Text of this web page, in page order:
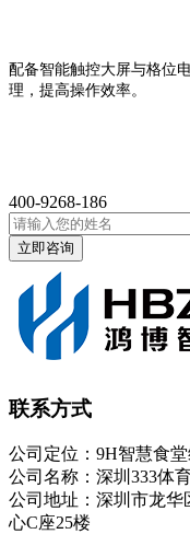
配备智能触控大屏与格位
理，提高操作效率。
400-9268-186
立即咨询
联系方式
公司定位：9H智慧食
公司名称：深圳333体
公司地址：深圳市
心C座25楼